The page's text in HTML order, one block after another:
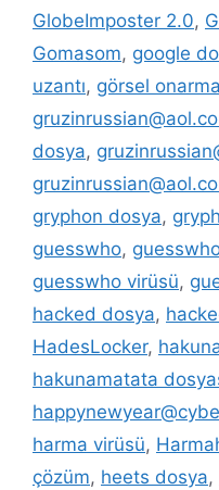
GlobeImposter 2.0,
Gomasom, google
uzantı, görsel onarma
dosya,
gryphon dosya,
guesswho,
guesswho virüsü,
hacked dosya,
HadesLocker,
hakunamatata
harma virüsü,
çözüm, heets dosya,